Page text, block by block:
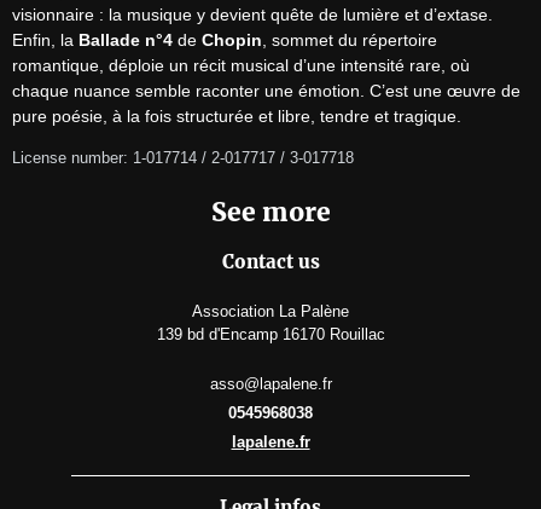
visionnaire : la musique y devient quête de lumière et d’extase.
Enfin, la Ballade n°4 de Chopin , sommet du répertoire
romantique, déploie un récit musical d’une intensité rare, où
chaque nuance semble raconter une émotion. C’est une œuvre de
pure poésie, à la fois structurée et libre, tendre et tragique.
License number: 1-017714 / 2-017717 / 3-017718
See more
Contact us
Association La Palène
139 bd d'Encamp 16170 Rouillac
asso@lapalene.fr
0545968038
lapalene.fr